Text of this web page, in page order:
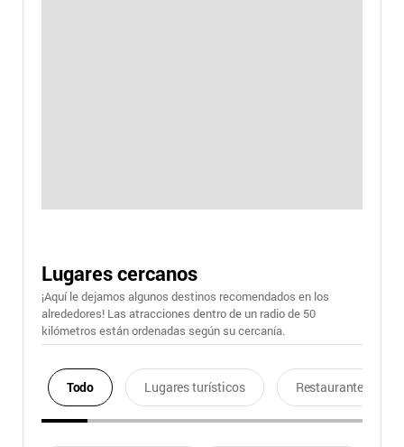
Lugares cercanos
¡Aquí le dejamos algunos destinos recomendados en los
alrededores! Las atracciones dentro de un radio de 50
kilómetros están ordenadas según su cercanía.
Todo Lugares turísticos Restaurantes